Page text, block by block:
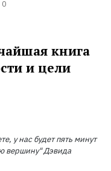
0
книга
и цели
у нас будет пять минут
вершину" Дэвида